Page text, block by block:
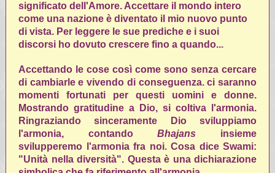
significato dell'Amore. Accettare il mondo intero
come una nazione è diventato il mio nuovo punto
di vista. Per leggere le sue prediche e i suoi
discorsi ho dovuto crescere fino a quando...
Accettando le cose così come sono senza cercare
di cambiarle e vivendo di conseguenza. ci saranno
momenti fortunati per questi uomini e donne.
Mostrando gratitudine a Dio, si coltiva l'armonia.
Ringraziando sinceramente Dio sviluppiamo
l'armonia, contandoBhajans insieme
svilupperemo l'armonia fra noi. Cosa dice Swami:
"Unità nella diversità". Questa è una dichiarazione